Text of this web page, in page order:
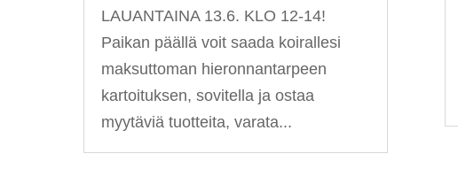
LAUANTAINA 13.6. KLO 12-14!
Paikan päällä voit saada koirallesi
maksuttoman hieronnantarpeen
kartoituksen, sovitella ja ostaa
myytäviä tuotteita, varata...